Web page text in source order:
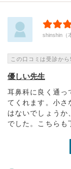
shinshin（
この口コミは受診か
優しい先生
耳鼻科に良く通っ
てくれます。小さ
はないでしょうか
でした。こちらも